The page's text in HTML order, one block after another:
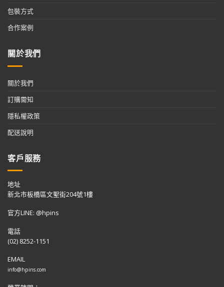
包裝方式
合作案例
關於我們
關於我們
訂購需知
隱私權政策
配送說明
客戶服務
地址
新北市板橋區文聖街204號1樓
官方LINE: @hpins
電話
(02) 8252-1151
EMAIL
info@hpins.com